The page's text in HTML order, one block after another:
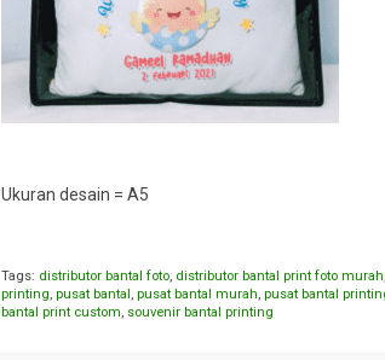
Ukuran desain = A5
Tags: distributor bantal foto, distributor bantal print foto murah
printing,pusat bantal,pusat bantal murah,pusat bantal
bantal print custom,souvenir bantal printing